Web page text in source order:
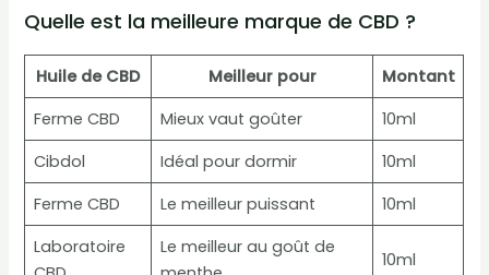
Quelle est la meilleure marque de CBD ?
Huile de CBD Meilleur pour
Montant
Ferme CBD
Mieux vaut goûter
10ml
Cibdol
Idéal pour dormir
10ml
Ferme CBD
Le meilleur puissant
10ml
Laboratoire
Le meilleur au goût de
10ml